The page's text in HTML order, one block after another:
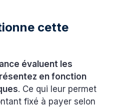
cette
évaluent les
en fonction
. Ce qui leur permet
fixé à payer selon